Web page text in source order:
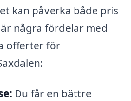
kan påverka både pris
några fördelar med
offerter för
Du får en bättre